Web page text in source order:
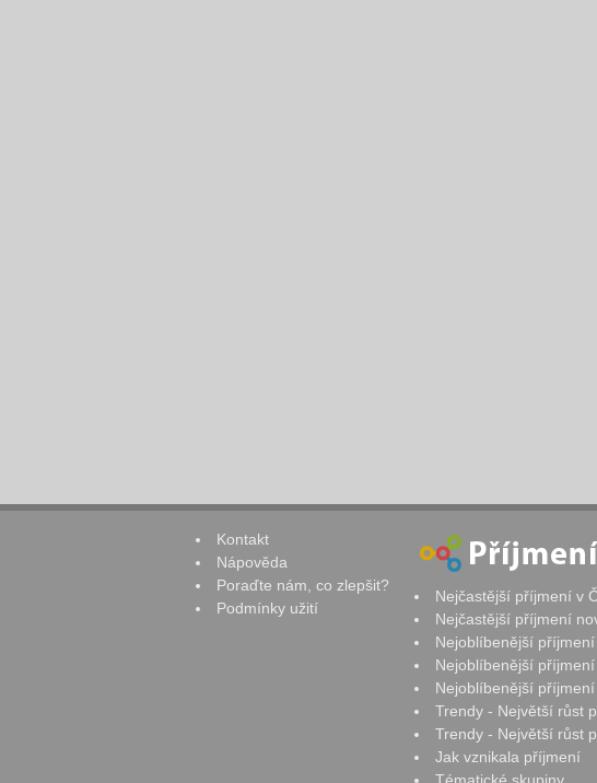
Kontakt
Nápověda
Poraďte nám, co zlepšit?
Podmínky užití
Nejčastější příjmení v
Nejčastější příjmení
Nejoblíbenější
Nejoblíbenější
Nejoblíbenější
Trendy - Největší růst
Trendy - Největší růst
Jak vznikala příjmení